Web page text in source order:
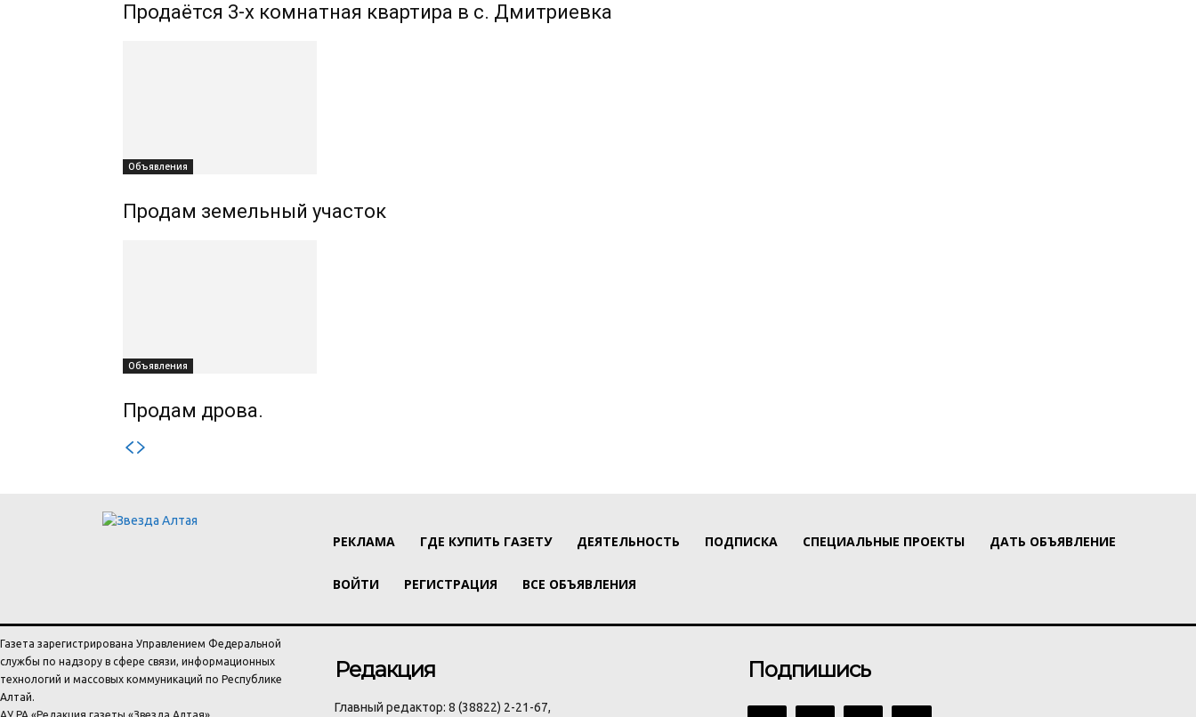
Продаётся 3-х комнатная квартира в с. Дмитриевка
Объявления
Продам земельный участок
Объявления
Продам дрова.
РЕКЛАМА ГДЕ КУПИТЬ ГАЗЕТУ ДЕЯТЕЛЬНОСТЬ ПОДПИСКА СПЕЦИАЛЬНЫЕ ПРОЕКТЫ ДАТЬ ОБЪЯВЛЕНИЕ
ВОЙТИ РЕГИСТРАЦИЯ ВСЕ ОБЪЯВЛЕНИЯ
Газета зарегистрирована Управлением Федеральной
службы по надзору в сфере связи, информационных
технологий и массовых коммуникаций по Республике
Алтай.
Редакция
Главный редактор: 8 (38822) 2-21-67,
Подпишись